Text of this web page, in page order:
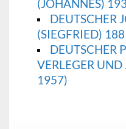
(JOHANNES)
DEUTSCHER
(SIEGFRIED)
DEUTSCHER
VERLEGER
1957)